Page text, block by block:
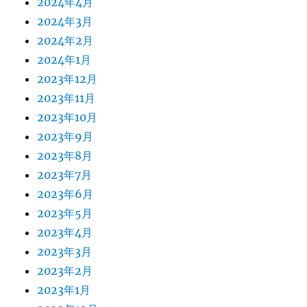
2024年3月
2024年2月
2024年1月
2023年12月
2023年11月
2023年10月
2023年9月
2023年8月
2023年7月
2023年6月
2023年5月
2023年4月
2023年3月
2023年2月
2023年1月